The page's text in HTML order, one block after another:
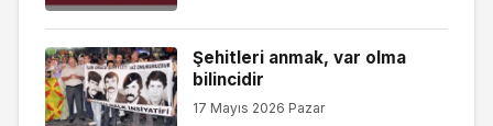
Şehitleri anmak, var olma
bilincidir
17 Mayıs 2026 Pazar